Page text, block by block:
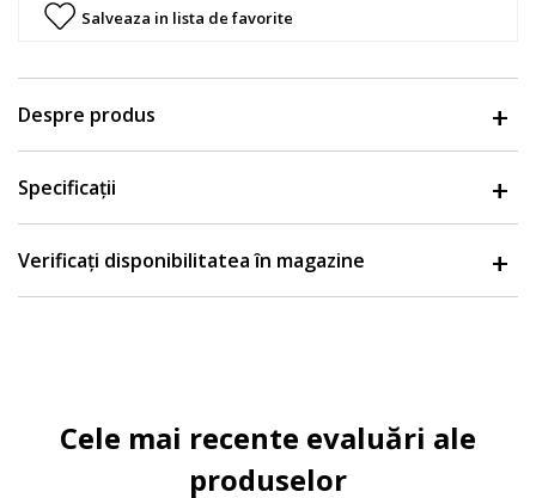
Salveaza in lista de favorite
Despre produs
Specificații
Verificați disponibilitatea în magazine
Cele mai recente evaluări ale
produselor